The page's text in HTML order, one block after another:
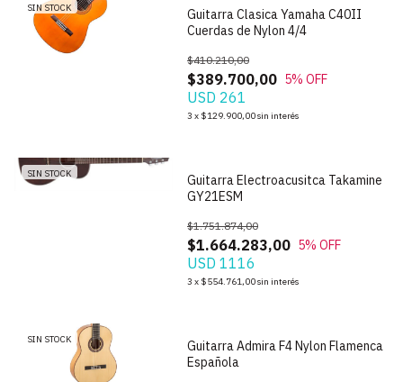
SIN STOCK
Guitarra Clasica Yamaha C40II
Cuerdas de Nylon 4/4
$389.700,00
$410.210,00
5% OFF
USD 261
3 x $129.900,00sin interés
SIN STOCK
Guitarra Electroacusitca Takamine
GY21ESM
$1.664.283,00
$1.751.874,00
5% OFF
USD 1116
3 x $554.761,00sin interés
SIN STOCK
Guitarra Admira F4 Nylon Flamenca
Española